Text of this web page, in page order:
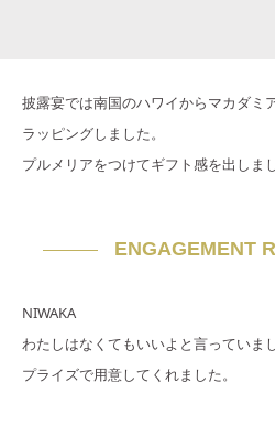
披露宴では南国のハワイからマカダミ
ラッピングしました。
プルメリアをつけてギフト感を出しまし
ENGAGEMENT
NIWAKA
わたしはなくてもいいよと言っていま
プライズで用意してくれました。